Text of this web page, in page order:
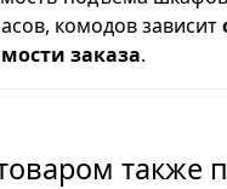
комодов зависит
заказа.
также